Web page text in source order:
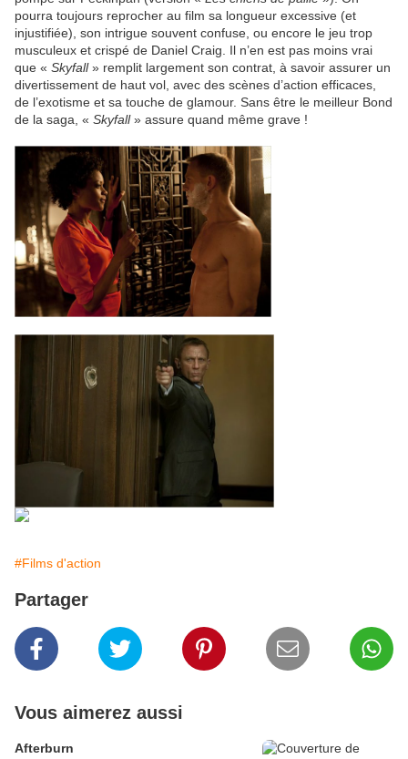
pourra toujours reprocher au film sa longueur excessive (et
injustifiée), son intrigue souvent confuse, ou encore le jeu trop
musculeux et crispé de Daniel Craig. Il n’en est pas moins vrai
que « Skyfall» remplit largement son contrat, à savoir assurer un
divertissement de haut vol, avec des scènes d’action efficaces,
de l’exotisme et sa touche de glamour. Sans être le meilleur Bond
de la saga, « Skyfall» assure quand même grave !
#Films d'action
Partager
Vous aimerez aussi
Afterburn